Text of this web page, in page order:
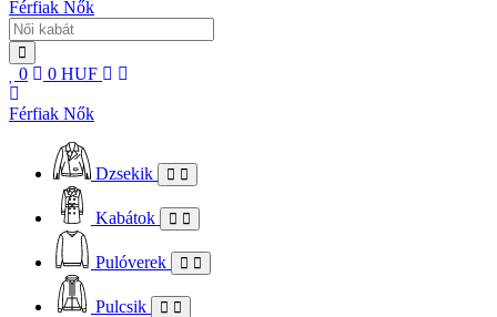
Férfiak Nők
0 0 HUF
Férfiak Nők
Dzsekik
Kabátok
Pulóverek
Pulcsik